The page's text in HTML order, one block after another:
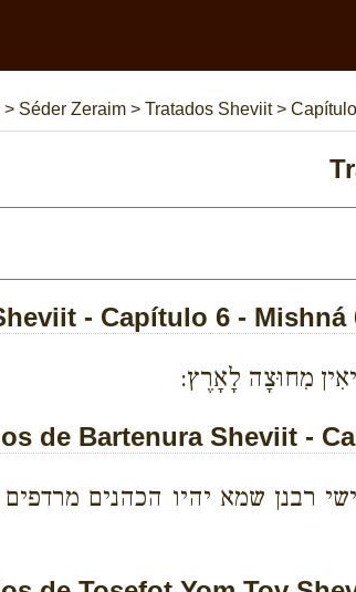
> Séder Zeraim > Tratados Sheviit>
- Capítulo 6 - Mishná
מִחוּצָה לָאָרֶץ:
de Bartenura Sheviit -
רבנן שמא יהיו הכהנים